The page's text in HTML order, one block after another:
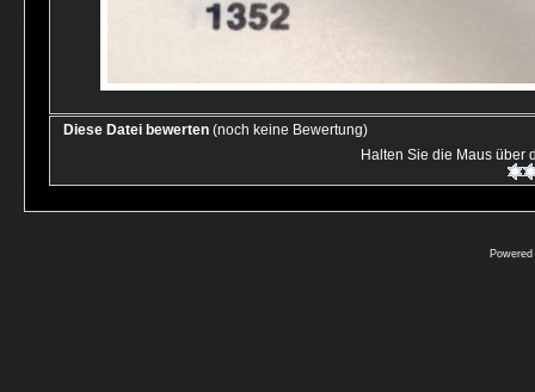
Diese Datei bewerten (noch keine Bewertung)
Halten Sie die Maus über